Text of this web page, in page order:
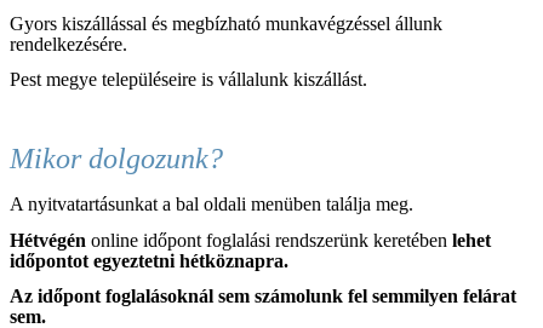
Gyors kiszállással és megbízható munkavégzéssel állunk
rendelkezésére.
Pest megye településeire is vállalunk kiszállást.
Mikor dolgozunk?
A nyitvatartásunkat a bal oldali menüben találja meg.
Hétvégén online időpont foglalási rendszerünk keretében lehet
időpontot egyeztetni hétköznapra.
Az időpont foglalásoknál sem számolunk fel semmilyen felárat
sem.